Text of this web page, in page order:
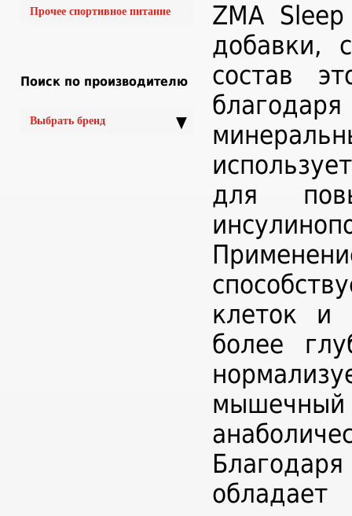
ZMA
добавки,
состав
для
клеток и
более
Прочее спортивное питание
Поиск по производителю
▼
Выбрать бренд